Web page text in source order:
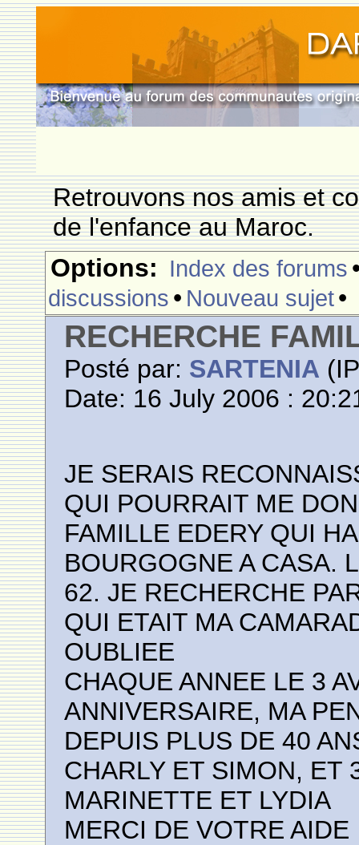
Retrouvons nos amis et
de l'enfance au Maroc.
Options: Index des forums
discussions • Nouveau sujet•
RECHERCHE
Posté par: SARTENIA
Date: 16 July 2006 :
JE SERAIS
QUI POURRAIT ME
FAMILLE EDERY QUI
BOURGOGNE A CASA.
62. JE RECHERCHE
QUI ETAIT MA
OUBLIEE
CHAQUE ANNEE LE 3
ANNIVERSAIRE, MA
DEPUIS PLUS DE 40
CHARLY ET SIMON, ET
MARINETTE ET LYDIA
MERCI DE VOTRE AIDE